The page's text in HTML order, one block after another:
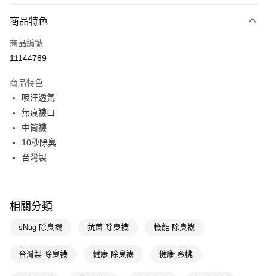
POYA支付
信用卡一次付款
Apple Pay
街口支付
悠遊付
Google Pay
【關於「AFTEE先享後付」】
AFTEE先享後付是「在收到商品之後才付款」的支付方式。 讓您購物簡單
便利好安心！
２．便利：只要手機號碼，簡訊認證，即可結帳。
運送方式
商品特色
商品編號
11144789
商品特色
吸汗透氣
無痕襪口
中筒襪
10秒除臭
台灣製
相關分類
sNug 除臭襪 抗菌 除臭襪 機能 除臭襪
台灣製 除臭襪 健康 除臭襪 健康 蜜桃